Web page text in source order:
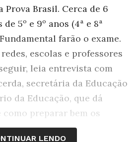
Prova Brasil. Cerca de 6
5º e 9º anos (4ª e 8ª
farão o exame.
escolas e professores
leia entrevista com
secretária da Educação
da Educação, que dá
preparar bem os
exame.
LENDO